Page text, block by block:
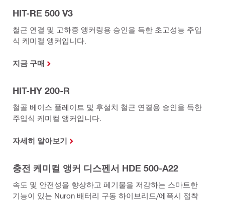
HIT-RE 500 V3
철근 연결 및 고하중 앵커링용 승인을 득한 초고성능 주입
식 케미컬 앵커입니다.
지금 구매
HIT-HY 200-R
철골 베이스 플레이트 및 후설치 철근 연결용 승인을 득한
주입식 케미컬 앵커입니다.
자세히 알아보기
충전 케미컬 앵커 디스펜서 HDE 500-A22
속도 및 안전성을 향상하고 폐기물을 저감하는 스마트한
기능이 있는 Nuron 배터리 구동 하이브리드/에폭시 접착